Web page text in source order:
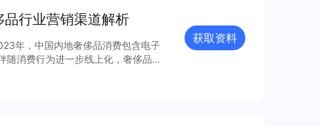
品行业营销渠道解析
年，中国内地奢侈品消费包含电子
获取资料